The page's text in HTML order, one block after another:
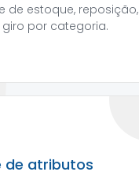
de estoque, reposição,
por categoria.
de atributos